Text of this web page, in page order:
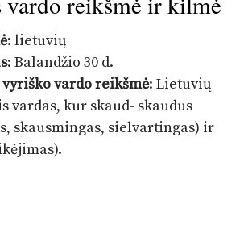
: lietuvių
: Balandžio 30 d.
vardo reikšmė: Lietuvių
vardas, kur skaud- skaudus
skausmingas, sielvartingas) ir